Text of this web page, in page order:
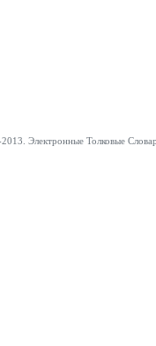
Электронные Толковые